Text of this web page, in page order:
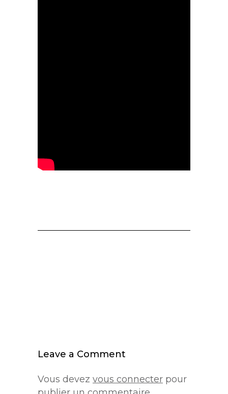
Leave a Comment
Vous devez vous connecter pour